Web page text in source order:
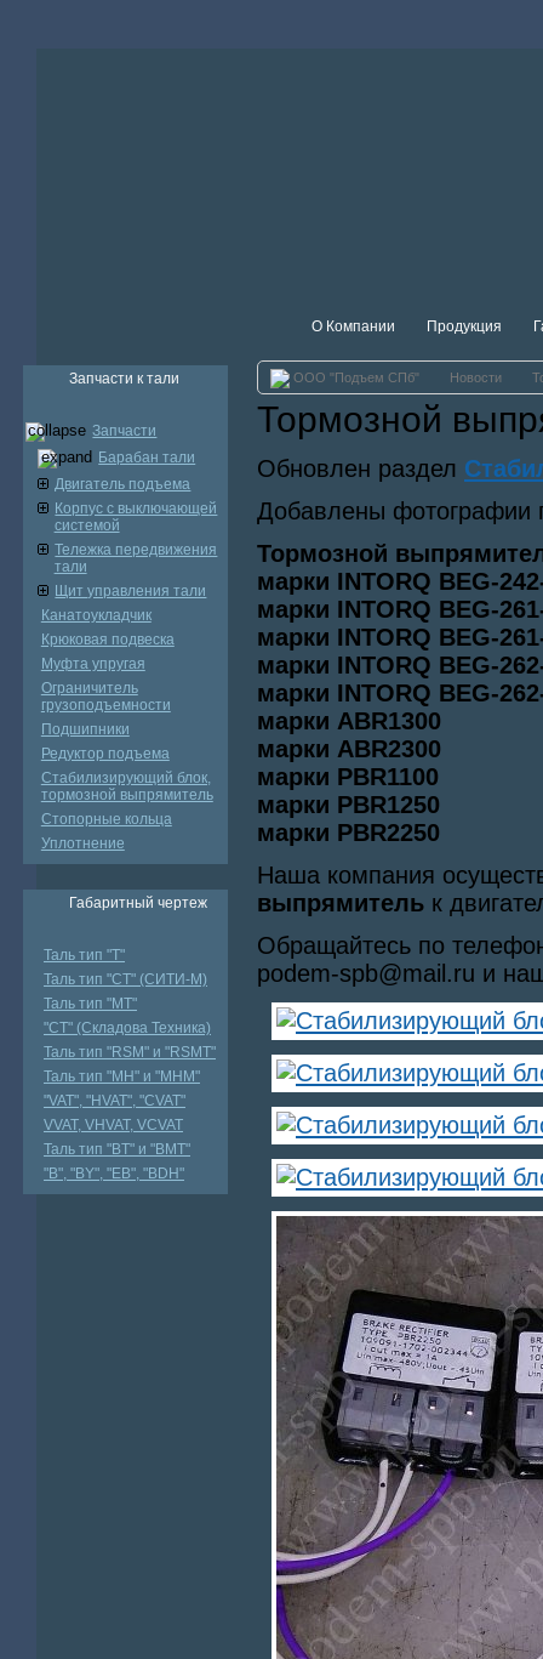
О Компании Продукция
Запчасти к тали
Запчасти
Барабан тали
Двигатель подъема
Корпус с выключающей
системой
Тележка передвижения
тали
Щит управления тали
Канатоукладчик
Крюковая подвеска
Муфта упругая
Ограничитель
грузоподъемности
Подшипники
Редуктор подъема
Стабилизирующий блок,
тормозной выпрямитель
Стопорные кольца
Уплотнение
Габаритный чертеж
Таль тип "Т"
Таль тип "СТ" (СИТИ-М)
Таль тип "МТ"
"СТ" (Складова Техника)
Таль тип "RSМ" и "RSMT"
Таль тип "MH" и "МНМ"
"VAT", "HVAT", "CVAT"
VVAT, VHVAT, VCVAT
Таль тип "BT" и "BMT"
"В", "BY", "EВ", "BDH"
ООО "Подъем СПб" Новости
Тормозной
Обновлен раздел
Добавлены фотографии
Тормозной
марки INTORQ BEG-
марки INTORQ BEG-
марки INTORQ BEG-
марки INTORQ BEG-
марки INTORQ BEG-
марки ABR1300
марки ABR2300
марки РBR1100
марки РBR1250
марки РBR2250
Наша компания
выпрямитель к
Обращайтесь по
podem-spb@mail.ru и